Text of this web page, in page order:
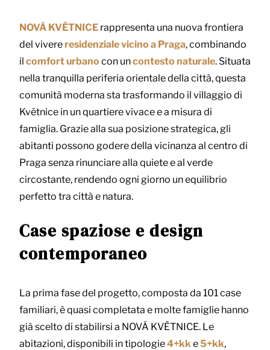
NOVÁ KVĚTNICE rappresenta una nuova frontiera
del vivere residenziale vicino a Praga, combinando
il comfort urbano con uncontesto naturale. Situata
nella tranquilla periferia orientale della città, questa
comunità moderna sta trasformando il villaggio di
Květnice in un quartiere vivace e a misura di
famiglia. Grazie alla sua posizione strategica, gli
abitanti possono godere della vicinanza al centro di
Praga senza rinunciare alla quiete e al verde
circostante, rendendo ogni giorno un equilibrio
perfetto tra città e natura.
Case spaziose e design
contemporaneo
La prima fase del progetto, composta da 101 case
familiari, è quasi completata e molte famiglie hanno
già scelto di stabilirsi a NOVÁ KVĚTNICE. Le
abitazioni, disponibili in tipologie4+kk e5+kk,